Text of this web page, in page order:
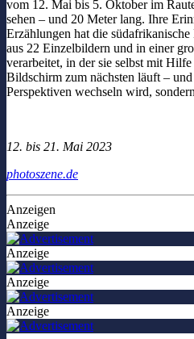
vom 12. Mai bis 5. Oktober im
sehen – und 20 Meter lang. Ihre
Erzählungen hat die
aus 22 Einzelbildern und in einer
verarbeitet, in der sie selbst mit
Bildschirm zum nächsten läuft –
Perspektiven wechseln wird,
12. bis 21. Mai 2023
photoszene.de
Anzeigen
Anzeige
Anzeige
Anzeige
Anzeige